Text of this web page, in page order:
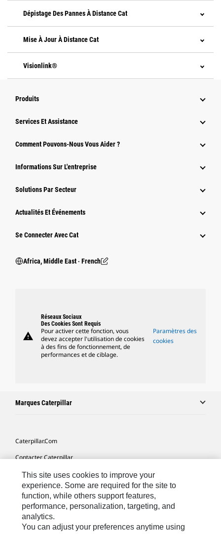
Dépistage Des Pannes À Distance Cat
Mise À Jour À Distance Cat
Visionlink®
Produits
Services Et Assistance
Comment Pouvons-Nous Vous Aider ?
Informations Sur L'entreprise
Solutions Par Secteur
Actualités Et Événements
Se Connecter Avec Cat
Africa, Middle East ‧ French
warning
Réseaux Sociaux
Des Cookies Sont Requis
Pour activer cette fonction, vous
devez accepter l'utilisation de cookies
à des fins de fonctionnement, de
performances et de ciblage.
Paramètres des
cookies
Marques Caterpillar
Caterpillar.com
Contacter Caterpillar
Mes Préférences Marketing
Plan Du Site
Cookie Settings
Mentions Légales
This site uses cookies to improve your
experience. Some are required for the site to
function, while others support features,
performance, personalization, targeting, and
analytics.
You can adjust your preferences anytime using